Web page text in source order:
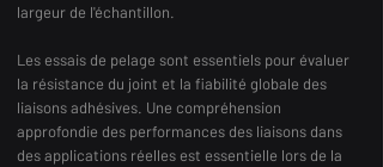
largeur de l'échantillon.
Les essais de pelage sont essentiels pour évaluer
la résistance du joint et la fiabilité globale des
liaisons adhésives. Une compréhension
approfondie des performances des liaisons dans
des applications réelles est essentielle lors de la